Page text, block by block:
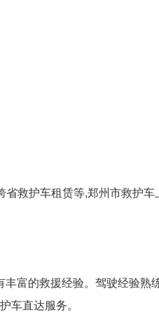
救护车租赁等,郑州市救护
富的救援经验。驾驶经验熟
车直达服务。